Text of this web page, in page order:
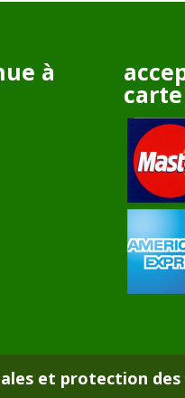
à
carte
et protection des